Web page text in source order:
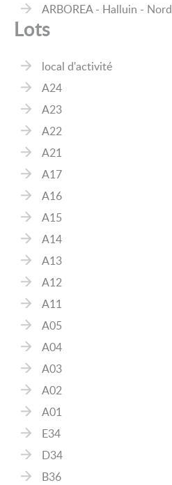
ARBOREA - Halluin - Nord
Lots
local d'activité
A24
A23
A22
A21
A17
A16
A15
A14
A13
A12
A11
A05
A04
A03
A02
A01
E34
D34
B36